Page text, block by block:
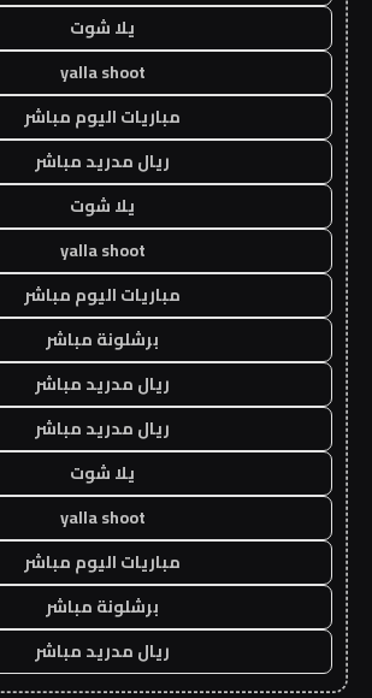
يلا شوت
yalla shoot
مباريات اليوم مباشر
ريال مدريد مباشر
يلا شوت
yalla shoot
مباريات اليوم مباشر
برشلونة مباشر
ريال مدريد مباشر
ريال مدريد مباشر
يلا شوت
yalla shoot
مباريات اليوم مباشر
برشلونة مباشر
ريال مدريد مباشر